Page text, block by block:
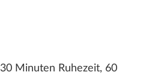
30 Minuten Ruhezeit, 60